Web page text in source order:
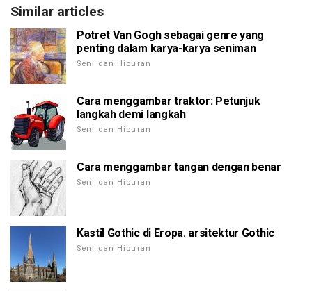
Similar articles
Potret Van Gogh sebagai genre yang
penting dalam karya-karya seniman
Seni dan Hiburan
Cara menggambar traktor: Petunjuk
langkah demi langkah
Seni dan Hiburan
Cara menggambar tangan dengan benar
Seni dan Hiburan
Kastil Gothic di Eropa. arsitektur Gothic
Seni dan Hiburan